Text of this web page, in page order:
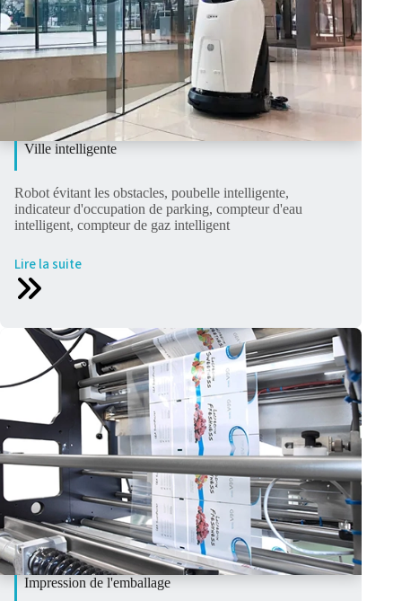
Ville intelligente
Robot évitant les obstacles, poubelle intelligente,
indicateur d'occupation de parking, compteur d'eau
intelligent, compteur de gaz intelligent
Lire la suite
Impression de l'emballage